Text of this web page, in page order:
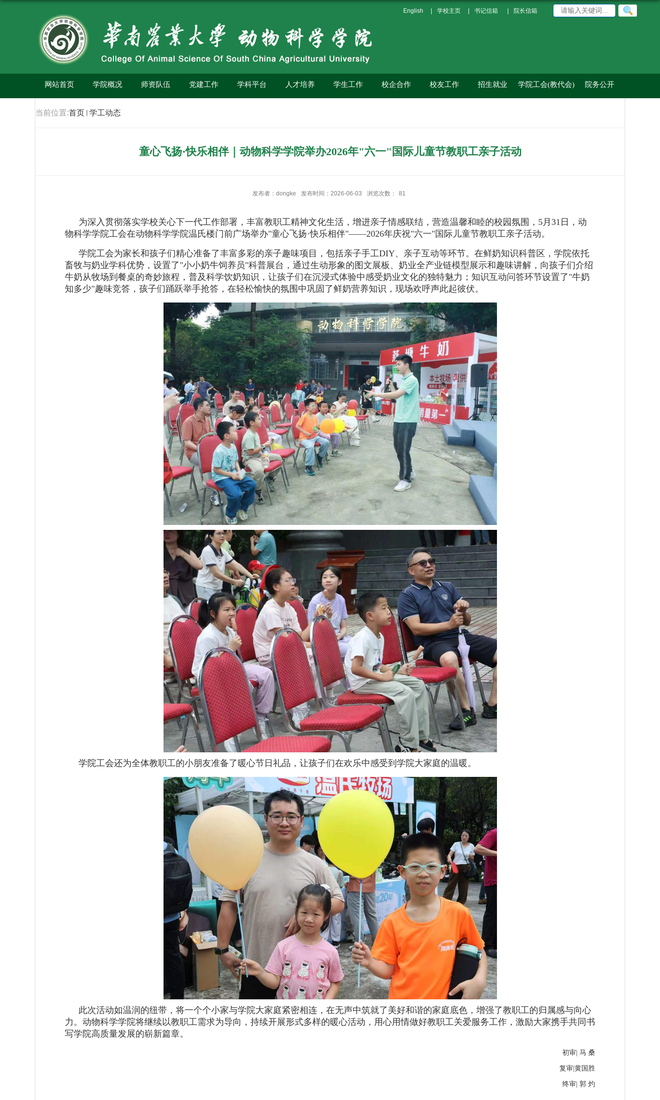
English 学校主页 书记信箱 院长信箱
网站首页 学院概况 师资队伍 党建工作 学科平台 人才培养 学生工作 校企合作 校友工作 招生就业 学院工会(教代会) 院务公开
当前位置:首页 学工动态
童心飞扬·快乐相伴｜动物科学学院举办2026年"六一"国际儿童节教职工亲子活动
发布者：dongke 发布时间：2026-06-03 浏览次数： 81
为深入贯彻落实学校关心下一代工作部署，丰富教职工精神文化生活，增进亲子情感联结，营造温馨和睦的校园氛围，5月31日，动
物科学学院工会在动物科学学院温氏楼门前广场举办"童心飞扬·快乐相伴"——2026年庆祝"六一"国际儿童节教职工亲子活动。
学院工会为家长和孩子们精心准备了丰富多彩的亲子趣味项目，包括亲子手工DIY、亲子互动等环节。在鲜奶知识科普区，学院依托
畜牧与奶业学科优势，设置了"小小奶牛饲养员"科普展台，通过生动形象的图文展板、奶业全产业链模型展示和趣味讲解，向孩子们介绍
牛奶从牧场到餐桌的奇妙旅程，普及科学饮奶知识，让孩子们在沉浸式体验中感受奶业文化的独特魅力；知识互动问答环节设置了"牛奶
知多少"趣味竞答，孩子们踊跃举手抢答，在轻松愉快的氛围中巩固了鲜奶营养知识，现场欢呼声此起彼伏。
学院工会还为全体教职工的小朋友准备了暖心节日礼品，让孩子们在欢乐中感受到学院大家庭的温暖。
此次活动如温润的纽带，将一个个小家与学院大家庭紧密相连，在无声中筑就了美好和谐的家庭底色，增强了教职工的归属感与向心
力。动物科学学院将继续以教职工需求为导向，持续开展形式多样的暖心活动，用心用情做好教职工关爱服务工作，激励大家携手共同书
写学院高质量发展的崭新篇章。
初审| 马 桑
复审|黄国胜
终审| 郭 灼